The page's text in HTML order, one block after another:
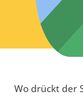
Wo drückt der